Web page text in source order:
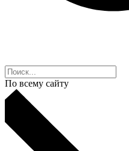
По всему сайту